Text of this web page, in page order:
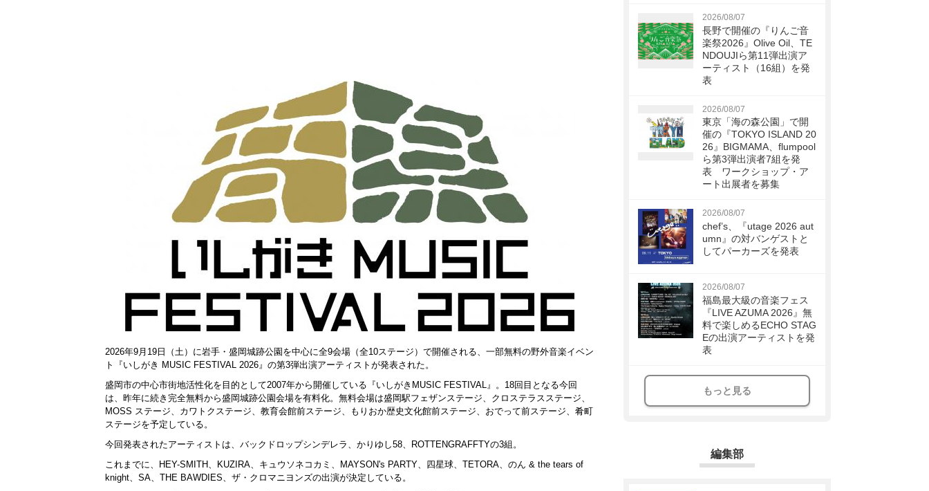
2026年9月19日（土）に岩手・盛岡城跡公園を中心に全9会場（全10ステージ）で開催される、一部無料の野外音楽イベン
ト『いしがき MUSIC FESTIVAL 2026』の第3弾出演アーティストが発表された。
盛岡市の中心市街地活性化を目的として2007年から開催している『いしがきMUSIC FESTIVAL』。18回目となる今回
は、昨年に続き完全無料から盛岡城跡公園会場を有料化。無料会場は盛岡駅フェザンステージ、クロステラスステージ、
MOSS ステージ、カワトクステージ、教育会館前ステージ、もりおか歴史文化館前ステージ、おでって前ステージ、肴町
ステージを予定している。
今回発表されたアーティストは、バックドロップシンデレラ、かりゆし58、ROTTENGRAFFTYの3組。
これまでに、HEY-SMITH、KUZIRA、キュウソネコカミ、MAYSON's PARTY、四星球、TETORA、 のん & the tears of
knight、SA、THE BAWDIES、ザ・クロマニヨンズの出演が決定している。
2026/08/07
長野で開催の『りんご音
楽祭2026』Olive Oil、TE
NDOUJIら第11弾出演ア
ーティスト（16組）を発
表
2026/08/07
東京「海の森公園」で開
催の『TOKYO ISLAND 20
26』BIGMAMA、flumpool
ら第3弾出演者7組を発
表 ワークショップ・ア
ート出展者を募集
2026/08/07
chef’s、『utage 2026 aut
umn』の対バンゲストと
してパーカーズを発表
2026/08/07
福島最大級の音楽フェス
『LIVE AZUMA 2026』無
料で楽しめるECHO STAG
Eの出演アーティストを発
表
もっと見る
編集部